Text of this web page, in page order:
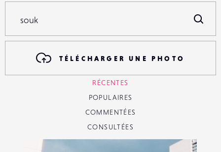
TÉLÉCHARGER UNE PHOTO
RÉCENTES
POPULAIRES
COMMENTÉES
CONSULTÉES